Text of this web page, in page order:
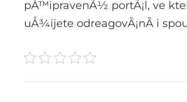
pÅ™ipravenÃ½ portÃ¡l, ve
uÅ¾ijete odreagovÃ¡nÃ­ i